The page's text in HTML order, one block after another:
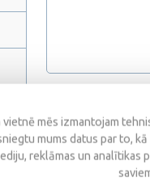
Atsauksmes
mēs izmantojam
mums datus par to,
reklāmas un analītikas